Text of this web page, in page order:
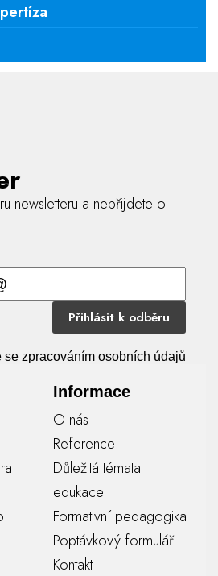
newsletteru a nepřijdete o
Přihlásit k odběru
zpracováním osobních údajů
Informace
O nás
Reference
Důležitá témata
edukace
Formativní pedagogika
Poptávkový formulář
Kontakt